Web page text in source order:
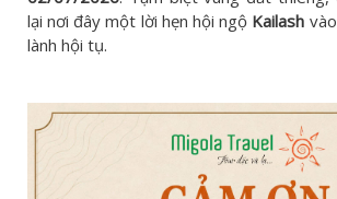
lại nơi đây một lời hẹn hội ngộ Kailash
lành hội tụ.